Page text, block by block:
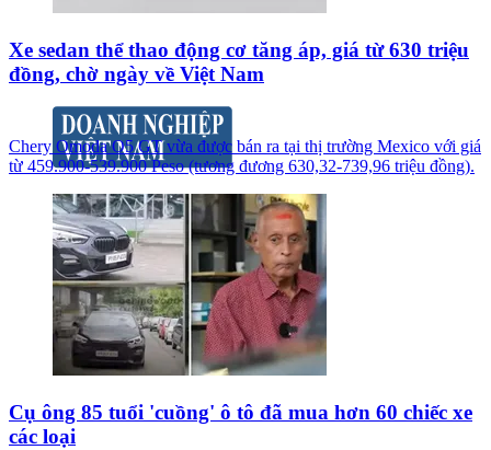
Xe sedan thể thao động cơ tăng áp, giá từ 630 triệu
đồng, chờ ngày về Việt Nam
Chery Omoda O5 GT vừa được bán ra tại thị trường Mexico với giá
từ 459.900-539.900 Peso (tương đương 630,32-739,96 triệu đồng).
Cụ ông 85 tuổi 'cuồng' ô tô đã mua hơn 60 chiếc xe
các loại